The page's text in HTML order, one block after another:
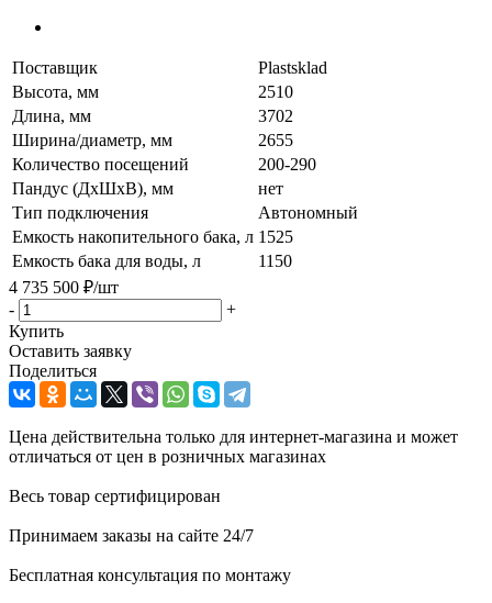
Поставщик
Plastsklad
Высота, мм
2510
Длина, мм
3702
Ширина/диаметр, мм
2655
Количество посещений
200-290
Пандус (ДхШхВ), мм
нет
Тип подключения
Автономный
Емкость накопительного бака, л 1525
Емкость бака для воды, л
1150
4 735 500 ₽/шт
-
+
Купить
Оставить заявку
Поделиться
Цена действительна только для интернет-магазина и может
отличаться от цен в розничных магазинах
Весь товар сертифицирован
Принимаем заказы на сайте 24/7
Бесплатная консультация по монтажу